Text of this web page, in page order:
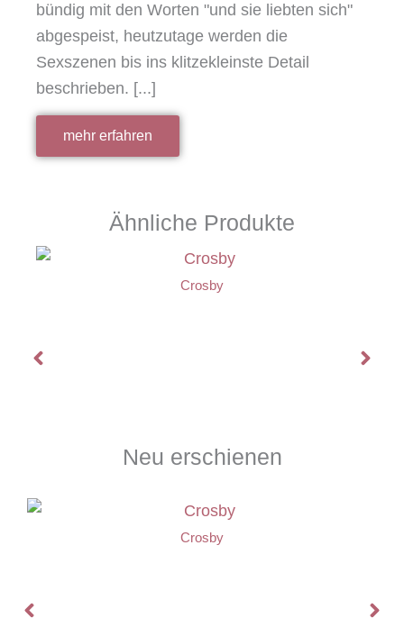
bündig mit den Worten "und sie liebten sich"
abgespeist, heutzutage werden die
Sexszenen bis ins klitzekleinste Detail
beschrieben. [...]
mehr erfahren
Ähnliche Produkte
Crosby
Neu erschienen
Crosby